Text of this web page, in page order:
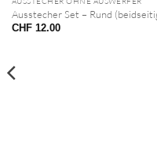
Ausstecher Set – Rund
CHF12.00